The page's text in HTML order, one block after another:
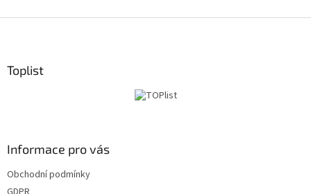
Toplist
Informace pro vás
Obchodní podmínky